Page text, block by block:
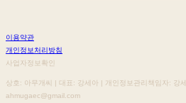
이용약관
개인정보처리방침
사업자정보확인
상호: 아무개씨 | 대표: 강세아 | 개인정보관리책임자: 강
ahmugaec@gmail.com